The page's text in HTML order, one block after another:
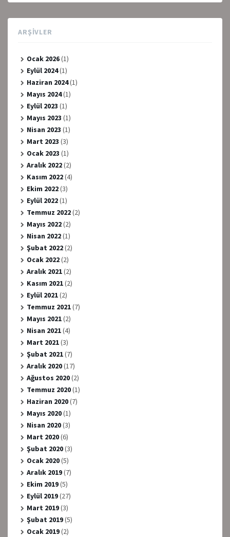
ARŞIVLER
Ocak 2026(1)
Eylül 2024(1)
Haziran 2024(1)
Mayıs 2024(1)
Eylül 2023 (1)
Mayıs 2023 (1)
Nisan 2023 (1)
Mart 2023 (3)
Ocak 2023 (1)
Aralık 2022(2)
Kasım 2022(4)
Ekim 2022(3)
Eylül 2022(1)
Temmuz 2022(2)
Mayıs 2022(2)
Nisan 2022(1)
Şubat 2022(2)
Ocak 2022(2)
Aralık 2021(2)
Kasım 2021(2)
Eylül 2021(2)
Temmuz 2021(7)
Mayıs 2021(2)
Nisan 2021(4)
Mart 2021(3)
Şubat 2021(7)
Aralık 2020(17)
Ağustos 2020(2)
Temmuz 2020(1)
Haziran 2020(7)
Mayıs 2020(1)
Nisan 2020(3)
Mart 2020(6)
Şubat 2020(3)
Ocak 2020(5)
Aralık 2019(7)
Ekim 2019(5)
Eylül 2019(27)
Mart 2019(3)
Şubat 2019(5)
Ocak 2019(2)